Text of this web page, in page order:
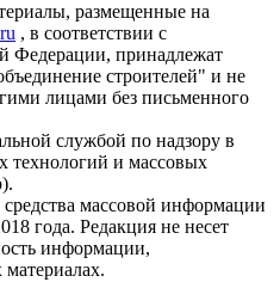
размещенные на
, в соответствии с
Федерации, принадлежат
строителей" и не
лицами без письменного
службой по надзору в
технологий и массовых
массовой информации
года. Редакция не несет
информации,